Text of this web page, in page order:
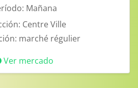
Mañana
Centre Ville
marché régulier
Ver mercado